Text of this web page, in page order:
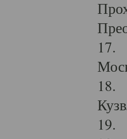
17.
18.
19.